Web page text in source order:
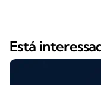
Está